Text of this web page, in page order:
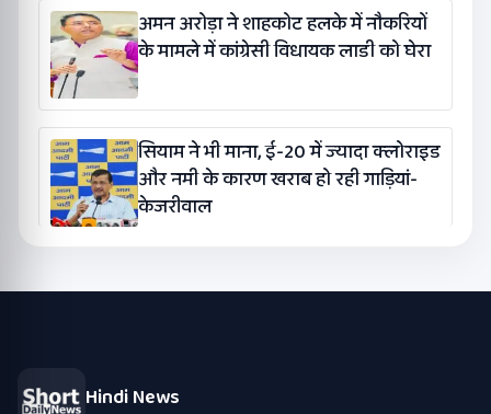
अमन अरोड़ा ने शाहकोट हलके में नौकरियों
के मामले में कांग्रेसी विधायक लाडी को घेरा
सियाम ने भी माना, ई-20 में ज्यादा क्लोराइड
और नमी के कारण खराब हो रही गाड़ियां-
केजरीवाल
Hindi News